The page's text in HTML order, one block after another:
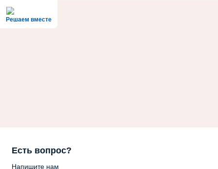
Решаем вместе
Есть вопрос?
Напишите нам